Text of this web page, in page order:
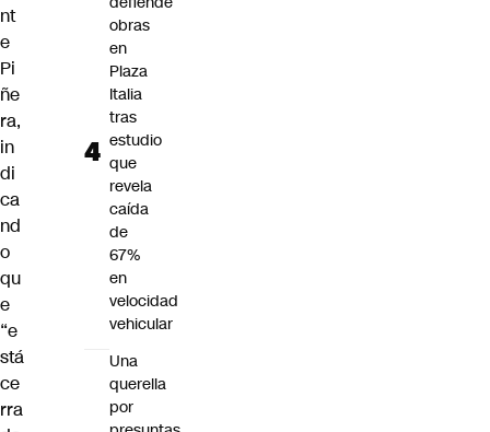
nt
e
Pi
ñe
ra,
in
di
ca
nd
o
qu
e
“e
stá
ce
rra
obras
en
Plaza
Italia
tras
estudio
que
revela
caída
de
67%
en
velocidad
vehicular
Una
querella
por